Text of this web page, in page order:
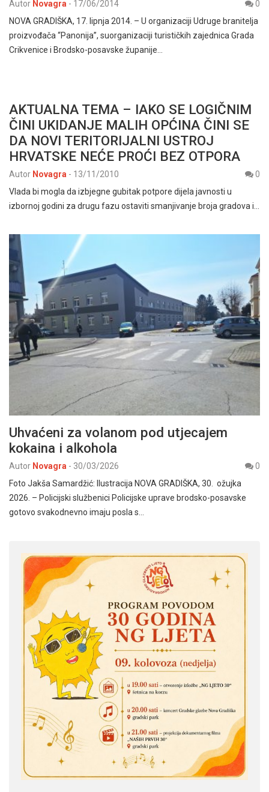
Autor Novagra - 17/06/2014
0
NOVA GRADIŠKA, 17. lipnja 2014. – U organizaciji Udruge branitelja
proizvođača “Panonija”, suorganizaciji turističkih zajednica Grada
Crikvenice i Brodsko-posavske županije…
AKTUALNA TEMA – IAKO SE LOGIČNIM
ČINI UKIDANJE MALIH OPĆINA ČINI SE
DA NOVI TERITORIJALNI USTROJ
HRVATSKE NEĆE PROĆI BEZ OTPORA
Autor Novagra - 13/11/2010
0
Vlada bi mogla da izbjegne gubitak potpore dijela javnosti u
izbornoj godini za drugu fazu ostaviti smanjivanje broja gradova i…
Uhvaćeni za volanom pod utjecajem
kokaina i alkohola
Autor Novagra - 30/03/2026
0
Foto Jakša Samardžić: Ilustracija NOVA GRADIŠKA, 30. ožujka
2026. – Policijski službenici Policijske uprave brodsko-posavske
gotovo svakodnevno imaju posla s…